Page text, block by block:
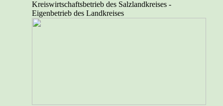
Direkt zum Seiteninhalt
Kreiswirtschaftsbetrieb des Salzlandkreises -
Eigenbetrieb des Landkreises